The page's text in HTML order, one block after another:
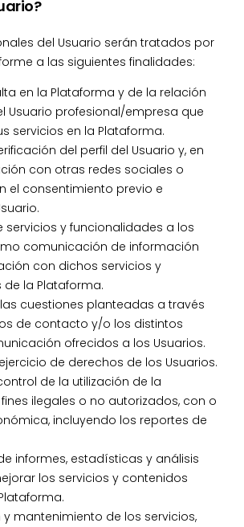
del Usuario serán tratados por
a las siguientes finalidades:
en la Plataforma y de la relación
Usuario profesional/empresa que
servicios en la Plataforma.
del perfil del Usuario y, en
con otras redes sociales o
el consentimiento previo e
servicios y funcionalidades a los
comunicación de información
con dichos servicios y
la Plataforma.
cuestiones planteadas a través
de contacto y/o los distintos
ofrecidos a los Usuarios.
de derechos de los Usuarios.
de la utilización de la
ilegales o no autorizados, con o
incluyendo los reportes de
informes, estadísticas y análisis
los servicios y contenidos
mantenimiento de los servicios,